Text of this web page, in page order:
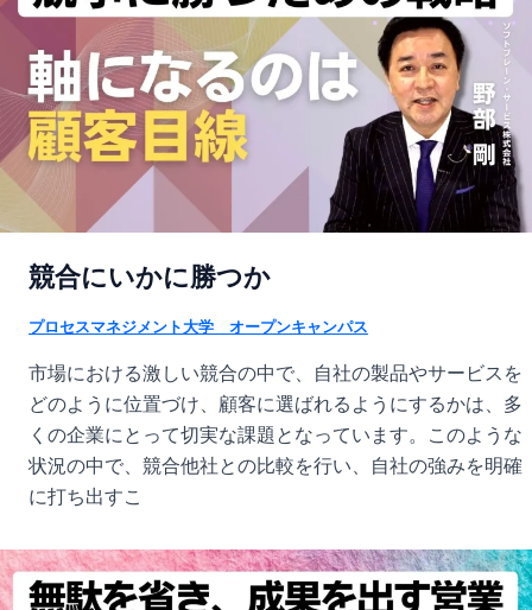
競合にいかに勝つか
プロセスマネジメント大学 オープンキャンパス
市場における激しい競合の中で、自社の製品やサービスを
どのように位置づけ、顧客に選ばれるようにするかは、多
くの企業にとって切実な課題となっています。このような
状況の中で、競合他社との比較を行い、自社の強みを明確
に打ち出すこ